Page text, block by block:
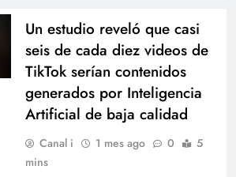
Un estudio reveló que casi
seis de cada diez videos de
TikTok serían contenidos
generados por Inteligencia
Artificial de baja calidad
Canal i 1 mes ago 0
5
mins